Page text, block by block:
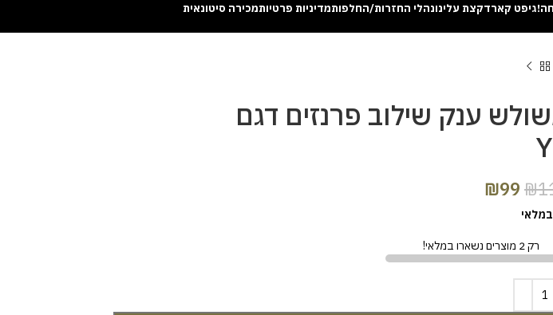
גיפט קארדקצת עלינונהלי החזרות/החלפותמדיניות פרטיותמכירה סיטונאית
cash out before a rising multiplier disappears from view. Learning the rhythm can take
with the interface. Some enthusiasts share tactics on sites like [aviatordreamliner.com]
ענק שילוב פרנזים דגם
₪
₪99
רק 2 מוצרים נשארו במלאי!